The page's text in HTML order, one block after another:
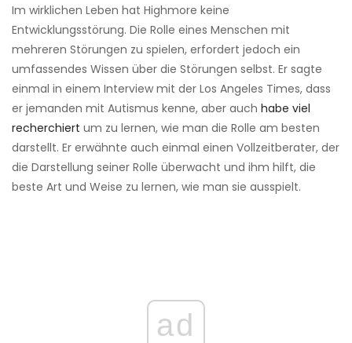
Im wirklichen Leben hat Highmore keine
Entwicklungsstörung. Die Rolle eines Menschen mit
mehreren Störungen zu spielen, erfordert jedoch ein
umfassendes Wissen über die Störungen selbst. Er sagte
einmal in einem Interview mit der Los Angeles Times, dass
er jemanden mit Autismus kenne, aber auch habe viel
recherchiert um zu lernen, wie man die Rolle am besten
darstellt. Er erwähnte auch einmal einen Vollzeitberater, der
die Darstellung seiner Rolle überwacht und ihm hilft, die
beste Art und Weise zu lernen, wie man sie ausspielt.
ad